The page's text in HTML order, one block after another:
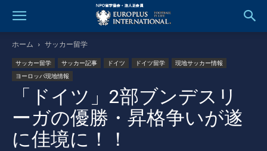
ホーム サッカー留学
サッカー留学 サッカー記事 ドイツ ドイツ留学
現地サッカー情報
ヨーロッパ現地情報
「ドイツ」2部ブンデスリ
ーガの優勝・昇格争いが遂
に佳境に！！